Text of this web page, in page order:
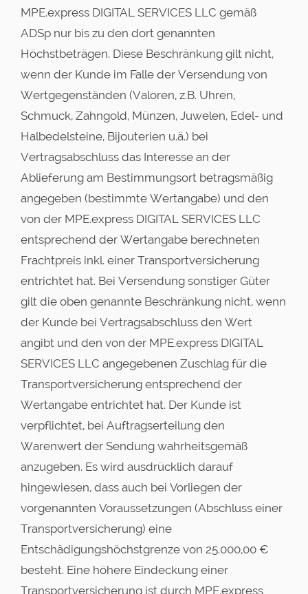
MPE.express DIGITAL SERVICES LLC gemäß
ADSp nur bis zu den dort genannten
Höchstbeträgen. Diese Beschränkung gilt nicht,
wenn der Kunde im Falle der Versendung von
Wertgegenständen (Valoren, z.B. Uhren,
Schmuck, Zahngold, Münzen, Juwelen, Edel- und
Halbedelsteine, Bijouterien u.ä.) bei
Vertragsabschluss das Interesse an der
Ablieferung am Bestimmungsort betragsmäßig
angegeben (bestimmte Wertangabe) und den
von der MPE.express DIGITAL SERVICES LLC
entsprechend der Wertangabe berechneten
Frachtpreis inkl. einer Transportversicherung
entrichtet hat. Bei Versendung sonstiger Güter
gilt die oben genannte Beschränkung nicht, wenn
der Kunde bei Vertragsabschluss den Wert
angibt und den von der MPE.express DIGITAL
SERVICES LLC angegebenen Zuschlag für die
Transportversicherung entsprechend der
Wertangabe entrichtet hat. Der Kunde ist
verpflichtet, bei Auftragserteilung den
Warenwert der Sendung wahrheitsgemäß
anzugeben. Es wird ausdrücklich darauf
hingewiesen, dass auch bei Vorliegen der
vorgenannten Voraussetzungen (Abschluss einer
Transportversicherung) eine
Entschädigungshöchstgrenze von 25.000,00 €
besteht. Eine höhere Eindeckung einer
Transportversicherung ist durch MPE.express